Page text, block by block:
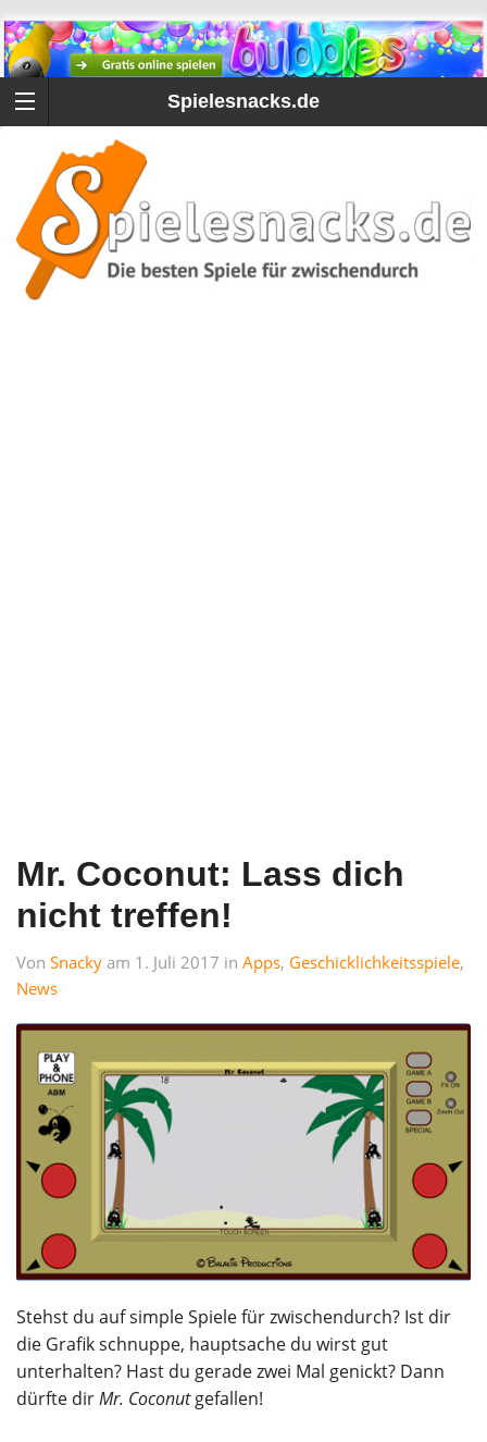
Spielesnacks.de
Mr. Coconut: Lass dich
nicht treffen!
Von Snacky am 1. Juli 2017 in Apps, Geschicklichkeitsspiele,
News
Stehst du auf simple Spiele für zwischendurch? Ist dir
die Grafik schnuppe, hauptsache du wirst gut
unterhalten? Hast du gerade zwei Mal genickt? Dann
dürfte dirMr. Coconutgefallen!